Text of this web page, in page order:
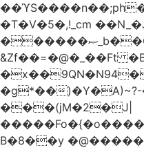
�T�V�5�,!_cm
������ޞ_b��O��U:�޳ܯZ:�)Q�4�������
&Zf��=�@�_��Ft
�g*��
���(jM�2�J|
B�8��y